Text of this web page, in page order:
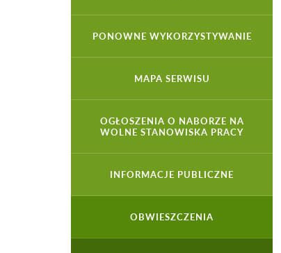
PONOWNE WYKORZYSTYWANIE
MAPA SERWISU
OGŁOSZENIA O NABORZE NA
WOLNE STANOWISKA PRACY
INFORMACJE PUBLICZNE
OBWIESZCZENIA